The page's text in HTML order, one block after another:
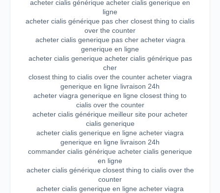
acheter cialis générique acheter cialis generique en
ligne
acheter cialis générique pas cher closest thing to cialis
over the counter
acheter cialis generique pas cher acheter viagra
generique en ligne
acheter cialis generique acheter cialis générique pas
cher
closest thing to cialis over the counter acheter viagra
generique en ligne livraison 24h
acheter viagra generique en ligne closest thing to
cialis over the counter
acheter cialis générique meilleur site pour acheter
cialis generique
acheter cialis generique en ligne acheter viagra
generique en ligne livraison 24h
commander cialis générique acheter cialis generique
en ligne
acheter cialis générique closest thing to cialis over the
counter
acheter cialis generique en ligne acheter viagra